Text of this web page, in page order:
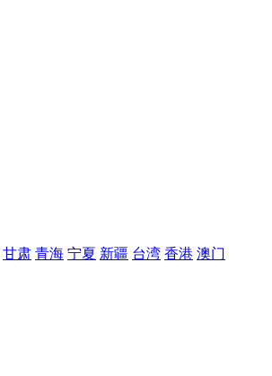
甘肃 青海 宁夏 新疆 台湾 香港 澳门